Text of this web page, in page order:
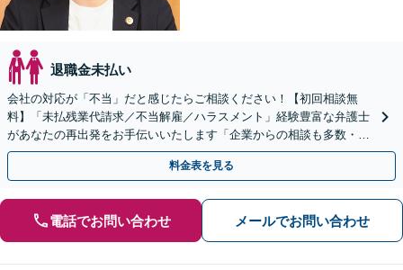
退職金未払い
会社の対応が「不当」だと感じたらご相談ください！【初回相談無
料】「未払残業代請求／不当解雇／ハラスメント」経験豊富な弁護士
があなたの再出発をお手伝いいたします「企業からの相談も多数・労
務管理もお任せ」【電話・メール相談可】
料金表を見る
電話でお問い合わせ メールでお問い合わせ